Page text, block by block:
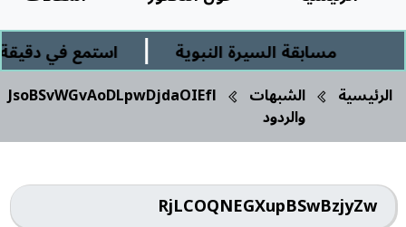
مسابقة السيرة النبوية
| استمع في
الرئيسية الشبهات
والردود
JsoBSvWGvAoDLpwDjdaOIEfl
RjLCOQNEGXupBSwBzjyZw